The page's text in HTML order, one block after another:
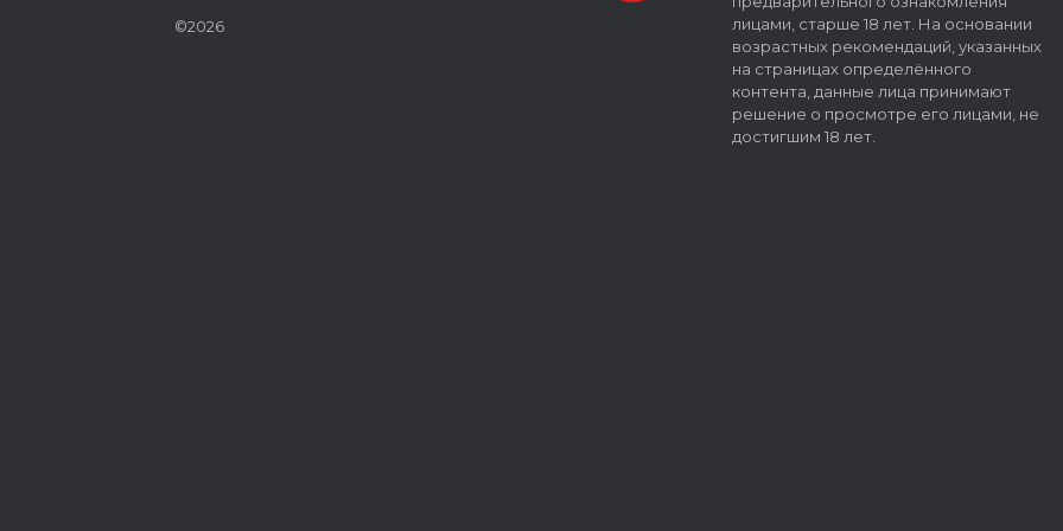
©2026
лицами, старше 18 лет. На основании
возрастных рекомендаций, указанных
на страницах определённого
контента, данные лица принимают
решение о просмотре его лицами, не
достигшим 18 лет.